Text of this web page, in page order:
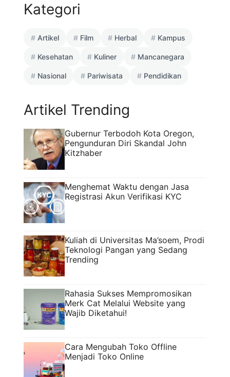
Kategori
Artikel Film Herbal Kampus
Kesehatan Kuliner Mancanegara
Nasional Pariwisata Pendidikan
Artikel Trending
Gubernur Terbodoh Kota Oregon,
Pengunduran Diri Skandal John
Kitzhaber
Menghemat Waktu dengan Jasa
Registrasi Akun Verifikasi KYC
Kuliah di Universitas Ma’soem, Prodi
Teknologi Pangan yang Sedang
Trending
Rahasia Sukses Mempromosikan
Merk Cat Melalui Website yang
Wajib Diketahui!
Cara Mengubah Toko Offline
Menjadi Toko Online